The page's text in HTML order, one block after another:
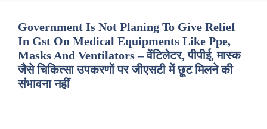
Government Is Not Planing To Give Relief
In Gst On Medical Equipments Like Ppe,
Masks And Ventilators – वेंटिलेटर, पीपीई, मास्क
जैसे चिकित्सा उपकरणों पर जीएसटी में छूट मिलने की
संभावना नहीं